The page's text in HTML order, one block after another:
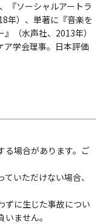
『ソーシャルアートラ
年）、単著に『音楽を
（水声社、2013年）
ア学会理事。日本評価
る場合があります。ご
いただけない場合、
ずに生じた事故につい
ません。